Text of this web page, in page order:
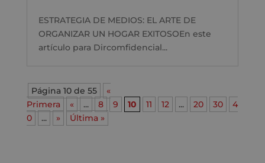
ESTRATEGIA DE MEDIOS: EL ARTE DE
ORGANIZAR UN HOGAR EXITOSOEn este
artículo para Dircomfidencial...
Página 10 de 55
«
Primera
« ... 8 9 10 11 12 ... 20 30
4
0
... » Última »